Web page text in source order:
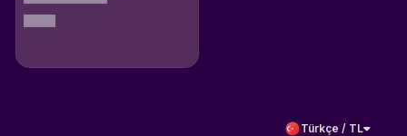
Türkçe / TL